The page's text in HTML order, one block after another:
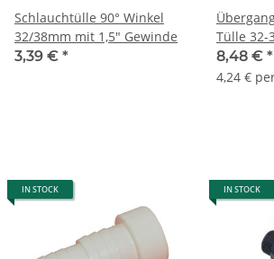
Schlauchtülle 90° Winkel
32/38mm mit 1,5" Gewinde
3,39 € *
Tülle 32-
8,48 € *
4,24 €
IN STOCK IN STOCK